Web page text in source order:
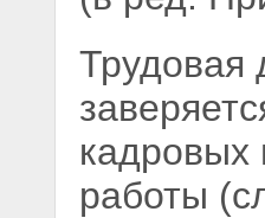
Трудовая
кадровых
работы